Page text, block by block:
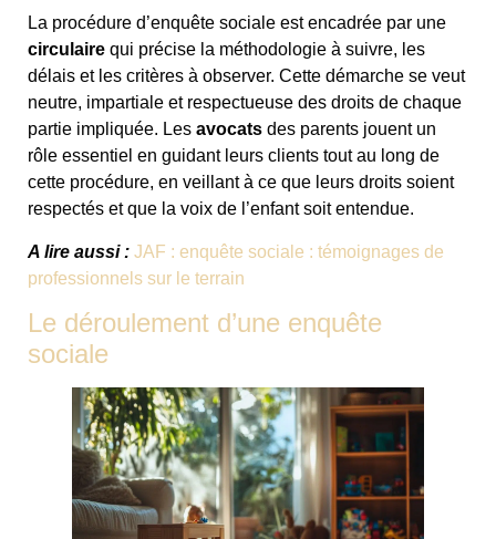
La procédure d’enquête sociale est encadrée par une
circulaire qui précise la méthodologie à suivre, les
délais et les critères à observer. Cette démarche se veut
neutre, impartiale et respectueuse des droits de chaque
partie impliquée. Les avocats des parents jouent un
rôle essentiel en guidant leurs clients tout au long de
cette procédure, en veillant à ce que leurs droits soient
respectés et que la voix de l’enfant soit entendue.
A lire aussi : JAF : enquête sociale : témoignages de
professionnels sur le terrain
Le déroulement d’une enquête
sociale